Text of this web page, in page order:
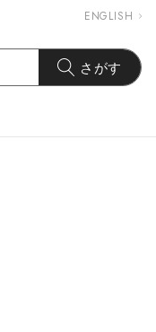
ENGLISH
さがす